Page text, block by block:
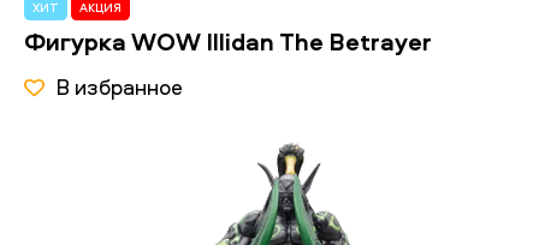
ХИТ АКЦИЯ
Фигурка WOW Illidan The Betrayer
В избранное